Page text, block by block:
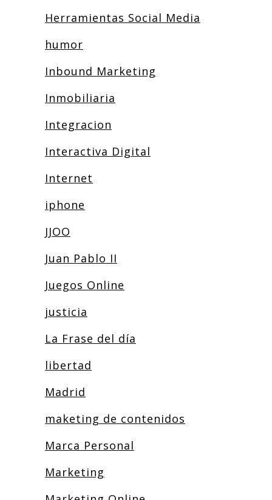
Herramientas Social Media
humor
Inbound Marketing
Inmobiliaria
Integracion
Interactiva Digital
Internet
iphone
JJOO
Juan Pablo II
Juegos Online
justicia
La Frase del día
libertad
Madrid
maketing de contenidos
Marca Personal
Marketing